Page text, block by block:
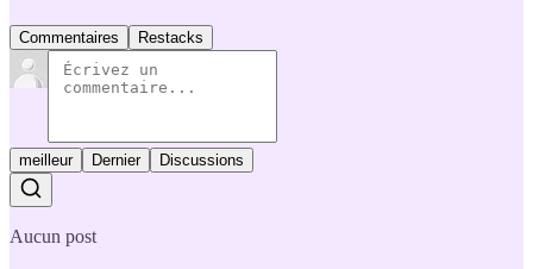
Commentaires Restacks
meilleur Dernier Discussions
Aucun post